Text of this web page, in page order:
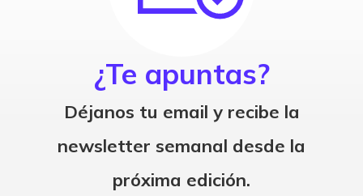
¿Te apuntas?
Déjanos tu email y recibe la
newsletter semanal desde la
próxima edición.